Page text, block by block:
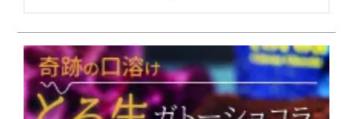
会社概要
お問い合わせ
メンバー特典
ご利用ガイド